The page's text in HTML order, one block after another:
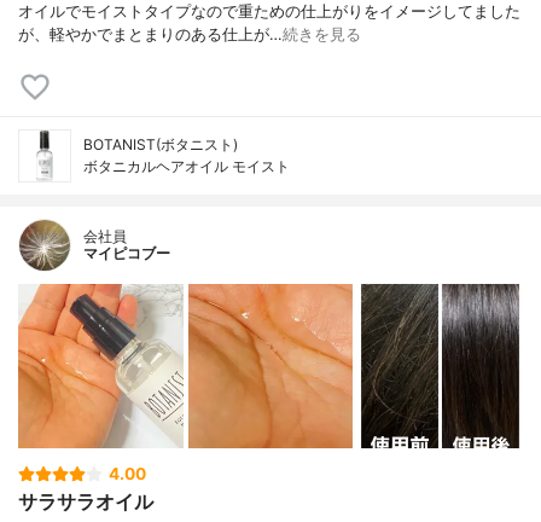
オイルでモイストタイプなので重ための仕上がりをイメージしてました
が、軽やかでまとまりのある仕上が…続きを見る
BOTANIST(ボタニスト)
ボタニカルヘアオイル モイスト
会社員
マイピコブー
4.00
サラサラオイル